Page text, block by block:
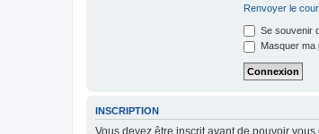
Renvoyer le
Se souvenir
Masquer
INSCRIPTION